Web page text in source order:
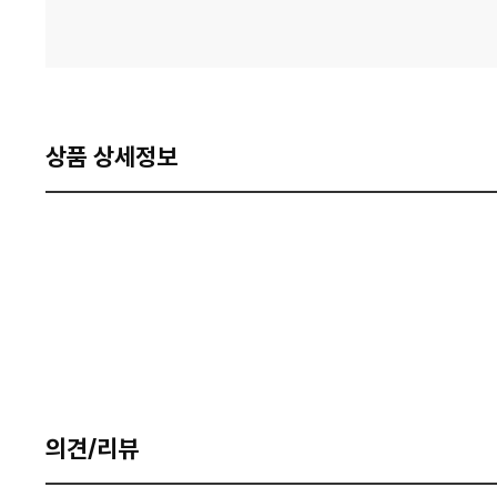
상품 상세정보
의견/리뷰